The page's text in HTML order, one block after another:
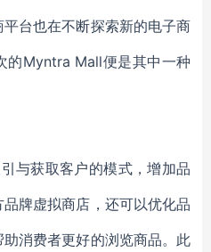
台也在不断探索新的电子商
的Myntra Mall便是其中一种
与获取客户的模式，增加品
牌虚拟商店，还可以优化品
消费者更好的浏览商品。此